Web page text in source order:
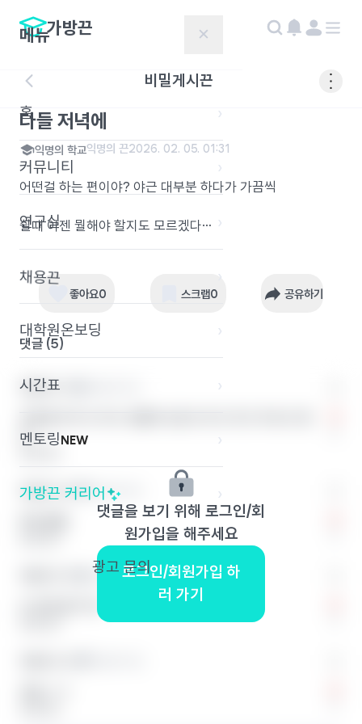
가방끈
메뉴 ✕
홈 ›
커뮤니티 ›
연구실 ›
채용끈 ›
대학원온보딩 ›
시간표 ›
멘토링NEW ›
가방끈 커리어 ›
광고 문의
비밀게시끈
다들 저녁에
익명의 학교익명의 끈2026. 02. 05. 01:31
어떤걸 하는 편이야? 야근 대부분 하다가 가끔씩
쉴때 이젠 뭘해야 할지도 모르겠다…
좋아요0 스크랩0 공유하기
댓글 (5)
댓글을 보기 위해 로그인/회
원가입을 해주세요
로그인/회원가입 하
러 가기
익명의 끈 1
아
익명의 끈 2 익명의 학교
익명의 학교
난 영어공부 해